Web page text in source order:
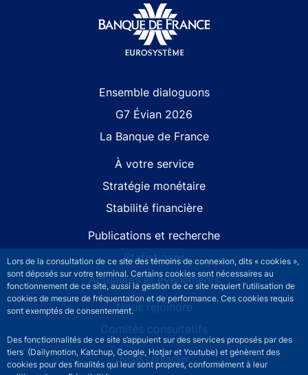
Lors de la consultation de ce site des témoins de connexion, dits « cookies »,
sont déposés sur votre terminal. Certains cookies sont nécessaires au
fonctionnement de ce site, aussi la gestion de ce site requiert l’utilisation de
cookies de mesure de fréquentation et de performance. Ces cookies requis
sont exemptés de consentement.
Des fonctionnalités de ce site s’appuient sur des services proposés par des
tiers (Dailymotion, Katchup, Google, Hotjar et Youtube) et génèrent des
cookies pour des finalités qui leur sont propres, conformément à leur
Ensemble dialoguons
G7 Évian 2026
La Banque de France
À votre service
Stratégie monétaire
Stabilité financière
Publications et recherche
Statistiques
Actualités et événements
Nous rejoindre
Comités consultatifs
Footer secondary menuNous contacter